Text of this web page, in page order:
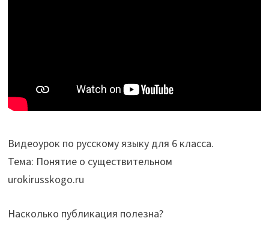
Видеоурок по русскому языку для 6 класса.
Тема: Понятие о существительном
urokirusskogo.ru
Насколько публикация полезна?